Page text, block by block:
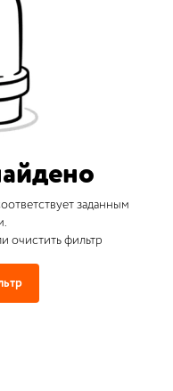
заданным
очистить фильтр